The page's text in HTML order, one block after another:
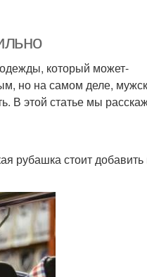
который может-
но на самом деле,
В этой статье мы
рубашка стоит